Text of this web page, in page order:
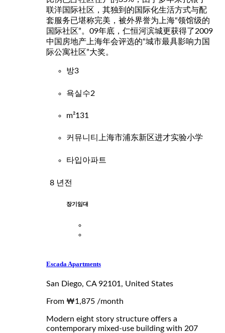
联洋国际社区，其独到的国际化生活方式与配
套服务已堪称完美，被外界誉为上海“领馆级的
国际社区”。09年底，仁恒河滨城更获得了2009
中国房地产上海年会评选的“城市最具影响力国
际公寓社区”大奖。
방3
욕실수2
m²131
커뮤니티 上海市浦东新区进才实验小学
타입아파트
8 년전
장기임대
Escada Apartments
San Diego, CA 92101, United States
From₩1,875 /month
Modern eight story structure offers a
contemporary mixed-use building with 207